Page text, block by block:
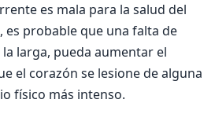
es mala para la salud del
es probable que una falta de
larga, pueda aumentar el
el corazón se lesione de alguna
físico más intenso.